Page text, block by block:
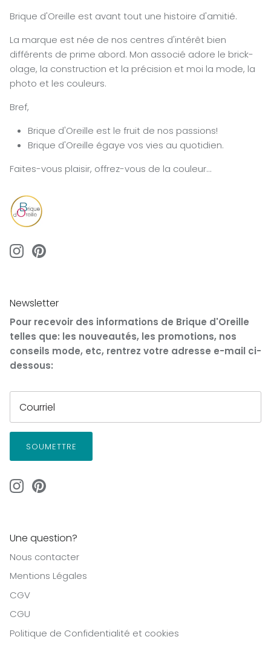
Brique d'Oreille est avant tout une histoire d'amitié.
La marque est née de nos centres d'intérêt bien
différents de prime abord. Mon associé adore le brick-
olage, la construction et la précision et moi la mode, la
photo et les couleurs.
Bref,
Brique d'Oreille est le fruit de nos passions!
Brique d'Oreille égaye vos vies au quotidien.
Faites-vous plaisir, offrez-vous de la couleur...
Newsletter
Pour recevoir des informations de Brique d'Oreille
telles que: les nouveautés, les promotions, nos
conseils mode, etc, rentrez votre adresse e-mail ci-
dessous:
SOUMETTRE
Une question?
Nous contacter
Mentions Légales
CGV
CGU
Politique de Confidentialité et cookies